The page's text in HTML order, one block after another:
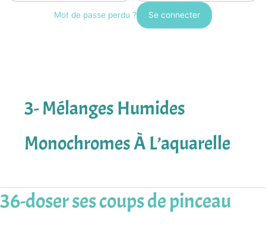
Mot de passe perdu ?
3- Mélanges Humides
Monochromes À L’aquarelle
36-doser ses coups de pinceau
36-
doser